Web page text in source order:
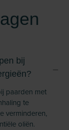
bij
paarden met
te
verminderen,
oliën.